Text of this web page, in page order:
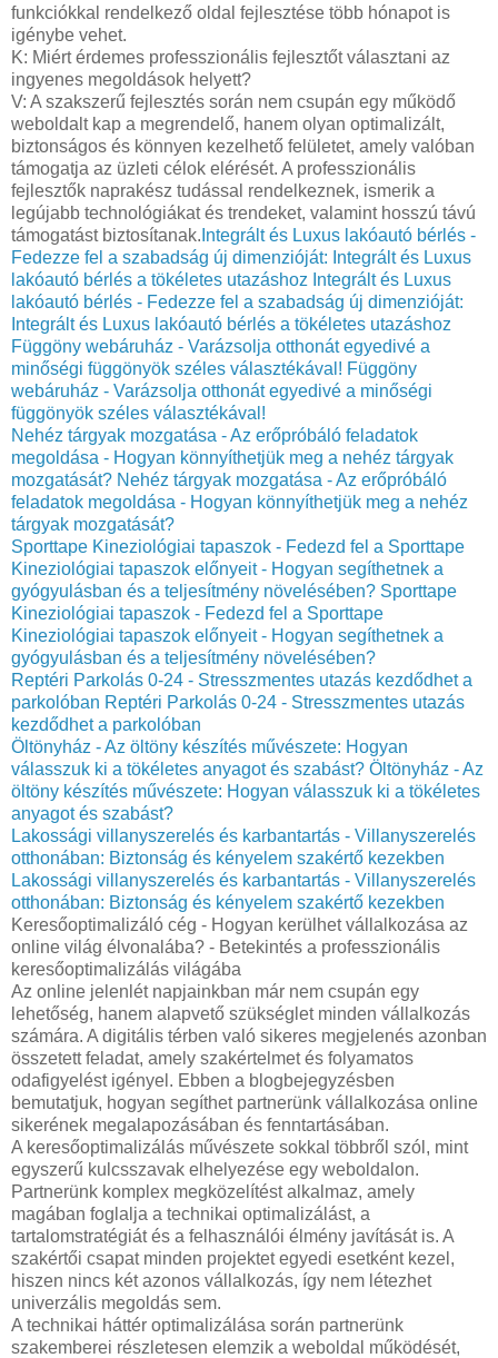
funkciókkal rendelkező oldal fejlesztése több hónapot is
igénybe vehet.
K: Miért érdemes professzionális fejlesztőt választani az
ingyenes megoldások helyett?
V: A szakszerű fejlesztés során nem csupán egy működő
weboldalt kap a megrendelő, hanem olyan optimalizált,
biztonságos és könnyen kezelhető felületet, amely valóban
támogatja az üzleti célok elérését. A professzionális
fejlesztők naprakész tudással rendelkeznek, ismerik a
legújabb technológiákat és trendeket, valamint hosszú távú
támogatást biztosítanak. Integrált és Luxus lakóautó bérlés -
Fedezze fel a szabadság új dimenzióját: Integrált és Luxus
lakóautó bérlés a tökéletes utazáshoz Integrált és Luxus
lakóautó bérlés - Fedezze fel a szabadság új dimenzióját:
Integrált és Luxus lakóautó bérlés a tökéletes utazáshoz
Függöny webáruház - Varázsolja otthonát egyedivé a
minőségi függönyök széles választékával! Függöny
webáruház - Varázsolja otthonát egyedivé a minőségi
függönyök széles választékával!
Nehéz tárgyak mozgatása - Az erőpróbáló feladatok
megoldása - Hogyan könnyíthetjük meg a nehéz tárgyak
mozgatását? Nehéz tárgyak mozgatása - Az erőpróbáló
feladatok megoldása - Hogyan könnyíthetjük meg a nehéz
tárgyak mozgatását?
Sporttape Kineziológiai tapaszok - Fedezd fel a Sporttape
Kineziológiai tapaszok előnyeit - Hogyan segíthetnek a
gyógyulásban és a teljesítmény növelésében? Sporttape
Kineziológiai tapaszok - Fedezd fel a Sporttape
Kineziológiai tapaszok előnyeit - Hogyan segíthetnek a
gyógyulásban és a teljesítmény növelésében?
Reptéri Parkolás 0-24 - Stresszmentes utazás kezdődhet a
parkolóban Reptéri Parkolás 0-24 - Stresszmentes utazás
kezdődhet a parkolóban
Öltönyház - Az öltöny készítés művészete: Hogyan
válasszuk ki a tökéletes anyagot és szabást? Öltönyház - Az
öltöny készítés művészete: Hogyan válasszuk ki a tökéletes
anyagot és szabást?
Lakossági villanyszerelés és karbantartás - Villanyszerelés
otthonában: Biztonság és kényelem szakértő kezekben
Lakossági villanyszerelés és karbantartás - Villanyszerelés
otthonában: Biztonság és kényelem szakértő kezekben
Keresőoptimalizáló cég - Hogyan kerülhet vállalkozása az
online világ élvonalába? - Betekintés a professzionális
keresőoptimalizálás világába
Az online jelenlét napjainkban már nem csupán egy
lehetőség, hanem alapvető szükséglet minden vállalkozás
számára. A digitális térben való sikeres megjelenés azonban
összetett feladat, amely szakértelmet és folyamatos
odafigyelést igényel. Ebben a blogbejegyzésben
bemutatjuk, hogyan segíthet partnerünk vállalkozása online
sikerének megalapozásában és fenntartásában.
A keresőoptimalizálás művészete sokkal többről szól, mint
egyszerű kulcsszavak elhelyezése egy weboldalon.
Partnerünk komplex megközelítést alkalmaz, amely
magában foglalja a technikai optimalizálást, a
tartalomstratégiát és a felhasználói élmény javítását is. A
szakértői csapat minden projektet egyedi esetként kezel,
hiszen nincs két azonos vállalkozás, így nem létezhet
univerzális megoldás sem.
A technikai háttér optimalizálása során partnerünk
szakemberei részletesen elemzik a weboldal működését,